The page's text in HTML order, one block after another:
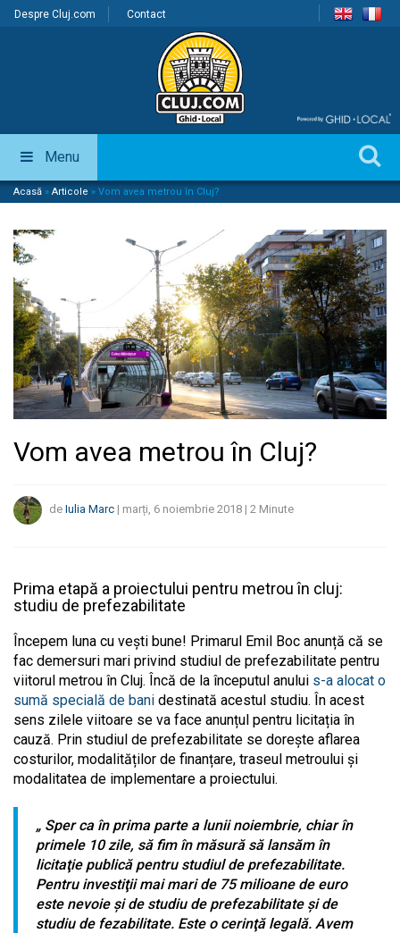
Despre Cluj.com Contact
Menu
Acasă » Articole » Vom avea metrou în Cluj?
Vom avea metrou în Cluj?
de Iulia Marc | marți, 6 noiembrie 2018 | 2 Minute
Prima etapă a proiectului pentru metrou în cluj:
studiu de prefezabilitate
Începem luna cu vești bune! Primarul Emil Boc anunță că se
fac demersuri mari privind studiul de prefezabilitate pentru
viitorul metrou în Cluj. Încă de la începutul anului s-a alocat o
sumă specială de bani destinată acestul studiu. În acest
sens zilele viitoare se va face anunțul pentru licitația în
cauză. Prin studiul de prefezabilitate se dorește aflarea
costurilor, modalităților de finanțare, traseul metroului și
modalitatea de implementare a proiectului.
„ Sper ca în prima parte a lunii noiembrie, chiar în
primele 10 zile, să fim în măsură să lansăm în
licitaţie publică pentru studiul de prefezabilitate.
Pentru investiţii mai mari de 75 milioane de euro
este nevoie şi de studiu de prefezabilitate şi de
studiu de fezabilitate. Este o cerinţă legală. Avem